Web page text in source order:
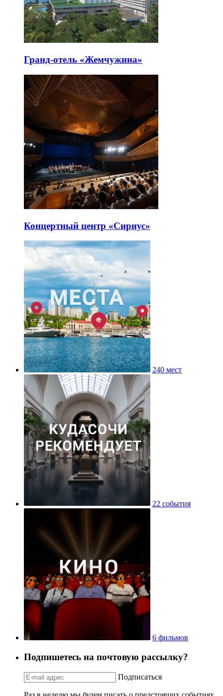
Гранд-отель «Жемчужина»
Концертный центр «Сириус»
240 мест
22 события
6 фильмов
Подпишетесь на почтовую рассылку?
Подписаться